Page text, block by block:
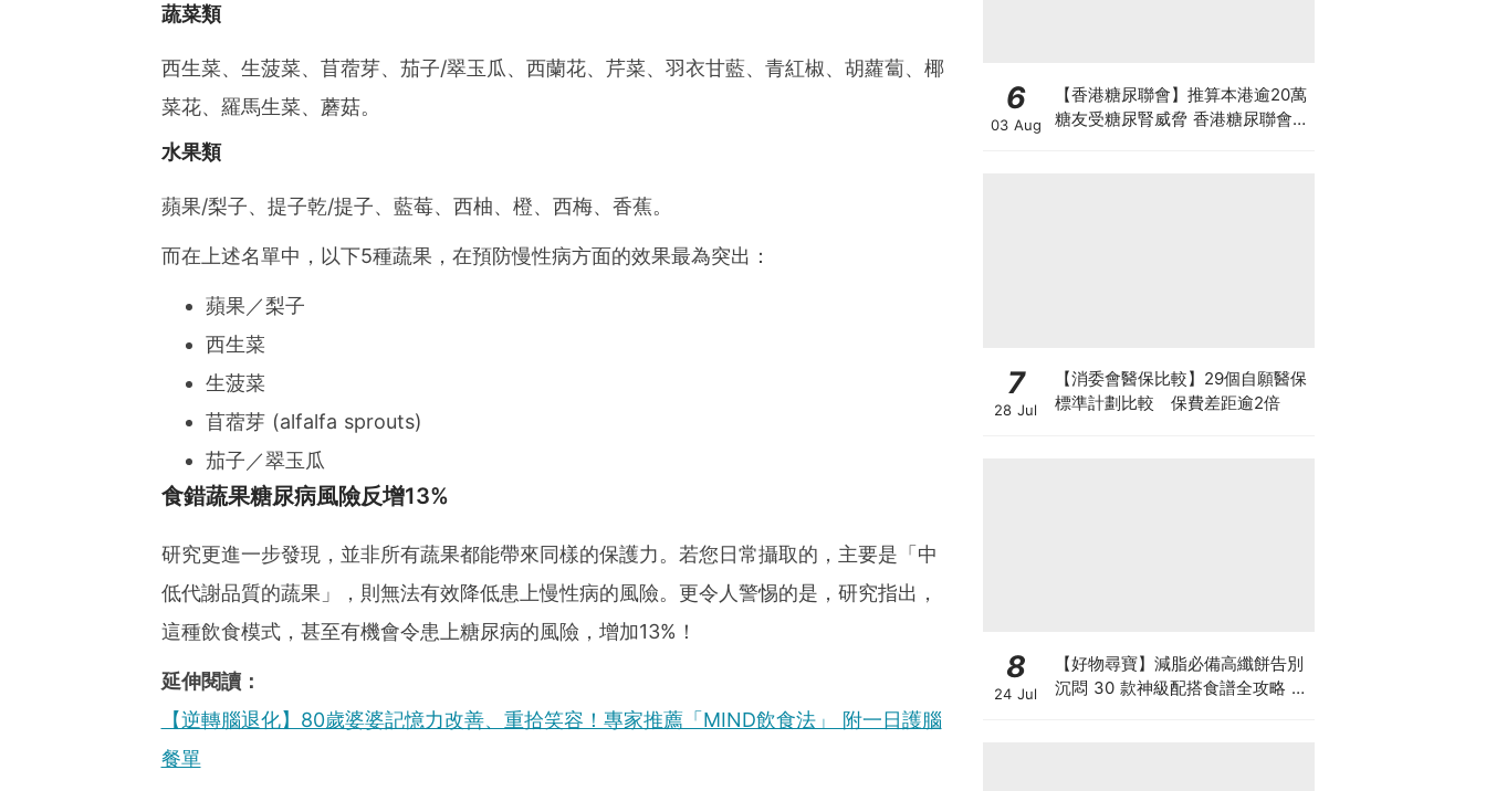
蔬菜類
西生菜、生菠菜、苜蓿芽、茄子/翠玉瓜、西蘭花、芹菜、羽衣甘藍、青紅椒、胡蘿蔔、椰
菜花、羅馬生菜、蘑菇。
水果類
蘋果/梨子、提子乾/提子、藍莓、西柚、橙、西梅、香蕉。
而在上述名單中，以下5種蔬果，在預防慢性病方面的效果最為突出：
蘋果／梨子
西生菜
生菠菜
苜蓿芽 (alfalfa sprouts)
茄子／翠玉瓜
食錯蔬果糖尿病風險反增13%
研究更進一步發現，並非所有蔬果都能帶來同樣的保護力。若您日常攝取的，主要是「中
低代謝品質的蔬果」，則無法有效降低患上慢性病的風險。更令人警惕的是，研究指出，
這種飲食模式，甚至有機會令患上糖尿病的風險，增加13%！
延伸閱讀：
【逆轉腦退化】80歲婆婆記憶力改善、重拾笑容！專家推薦「MIND飲食法」 附一日護腦
餐單
6
03 Aug
【香港糖尿聯會】推算本港逾20萬
糖友受糖尿腎威脅 香港糖尿聯會
7
28 Jul
【消委會醫保比較】29個自願醫保
標準計劃比較 保費差距逾2倍
8
24 Jul
【好物尋寶】減脂必備高纖餅告別
沉悶 30 款神級配搭食譜全攻略 日